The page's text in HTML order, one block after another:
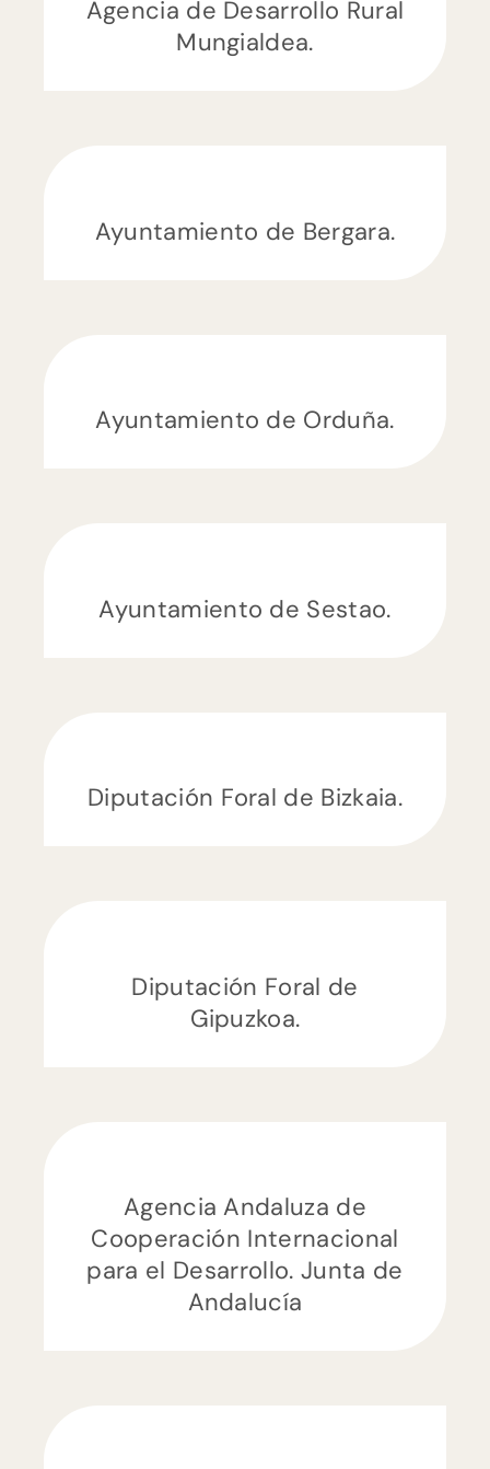
Agencia de Desarrollo Rural
Mungialdea.
Ayuntamiento de Bergara.
Ayuntamiento de Orduña.
Ayuntamiento de Sestao.
Diputación Foral de Bizkaia.
Diputación Foral de
Gipuzkoa.
Agencia Andaluza de
Cooperación Internacional
para el Desarrollo. Junta de
Andalucía